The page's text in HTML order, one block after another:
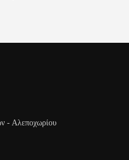
- Αλεποχωρίου